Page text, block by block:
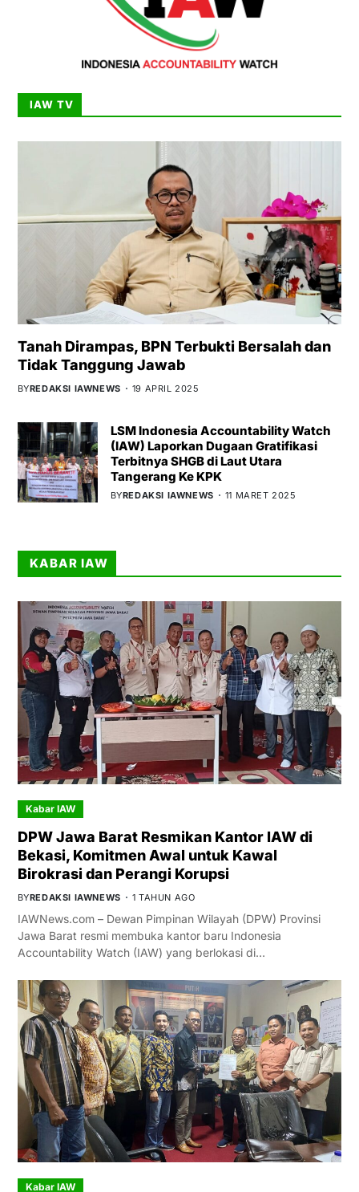
IAW TV
Tanah Dirampas, BPN Terbukti Bersalah dan
Tidak Tanggung Jawab
BYREDAKSI IAWNEWS 19 APRIL 2025
LSM Indonesia Accountability Watch
(IAW) Laporkan Dugaan Gratifikasi
Terbitnya SHGB di Laut Utara
Tangerang Ke KPK
BYREDAKSI IAWNEWS 11 MARET 2025
KABAR IAW
Kabar IAW
DPW Jawa Barat Resmikan Kantor IAW di
Bekasi, Komitmen Awal untuk Kawal
Birokrasi dan Perangi Korupsi
BYREDAKSI IAWNEWS 1 TAHUN AGO
IAWNews.com – Dewan Pimpinan Wilayah (DPW) Provinsi
Jawa Barat resmi membuka kantor baru Indonesia
Accountability Watch (IAW) yang berlokasi di…
Kabar IAW